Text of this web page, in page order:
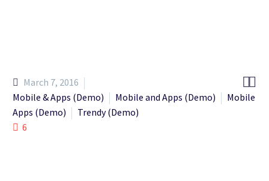

March 7, 2016
Mobile & Apps (Demo)
Mobile and Apps (Demo)
Mobile
Apps (Demo)
Trendy (Demo)
6